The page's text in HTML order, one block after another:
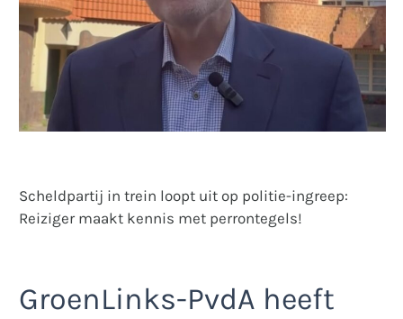
Scheldpartij in trein loopt uit op politie-ingreep:
Reiziger maakt kennis met perrontegels!
GroenLinks-PvdA heeft